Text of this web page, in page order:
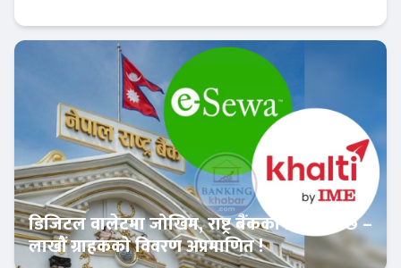
डिजिटल वालेटमा जोखिम, राष्ट्र बैंकको रिपोर्ट भन्छ –
लाखौं ग्राहकको विवरण अप्रमाणित !